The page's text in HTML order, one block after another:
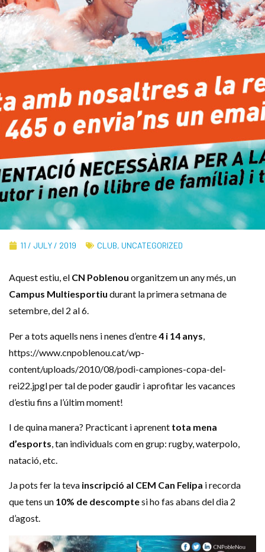
11 / JULY / 2019 CLUB, UNCATEGORIZED
Aquest estiu, el CN Poblenou organitzem un any més, un
Campus Multiesportiu durant la primera setmana de
setembre, del 2 al 6.
Per a tots aquells nens i nenes d’entre4 i 14 anys
https://www.cnpoblenou.cat/wp-
content/uploads/2010/08/podi-campiones-copa-del-
rei22.jpgl per tal de poder gaudir i aprofitar les vacances
d’estiu fins a l’últim moment!
I de quina manera? Practicant i aprenent tota mena
d’esports, tan individuals com en grup: rugby, waterpolo,
natació, etc.
Ja pots fer la teva inscripció al CEM Can Felipa i recorda
que tens un 10% de descomptesi ho fas abans del dia 2
d’agost.